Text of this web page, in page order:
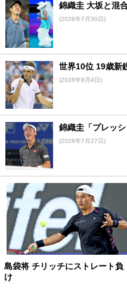
錦織圭 大坂と混
(2026年7月30日)
世界10位 19歳新
(2026年8月4日)
錦織圭「プレッシ
(2026年7月27日)
島袋将 チリッチにストレート負
け